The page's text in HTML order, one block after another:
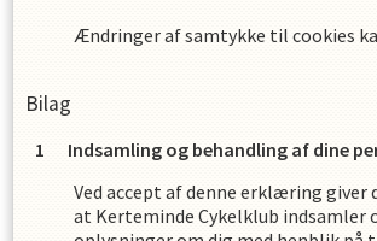
Ændringer af samtykke til cookies
Bilag
Indsamling og behandling af dine
Ved accept af denne erklæring giver
at Kerteminde Cykelklub indsamler